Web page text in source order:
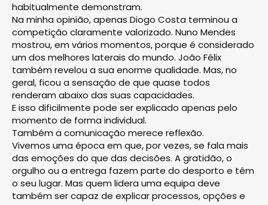
habitualmente demonstram.
Na minha opinião, apenas Diogo Costa terminou a
competição claramente valorizado. Nuno Mendes
mostrou, em vários momentos, porque é considerado
um dos melhores laterais do mundo. João Félix
também revelou a sua enorme qualidade. Mas, no
geral, ficou a sensação de que quase todos
renderam abaixo das suas capacidades.
E isso dificilmente pode ser explicado apenas pelo
momento de forma individual.
Também a comunicação merece reflexão.
Vivemos uma época em que, por vezes, se fala mais
das emoções do que das decisões. A gratidão, o
orgulho ou a entrega fazem parte do desporto e têm
o seu lugar. Mas quem lidera uma equipa deve
também ser capaz de explicar processos, opções e